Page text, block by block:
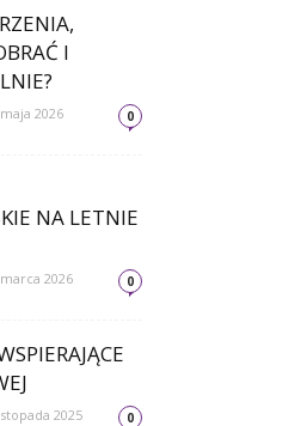
I
2026 0
NA LETNIE
2026 0
2025 0